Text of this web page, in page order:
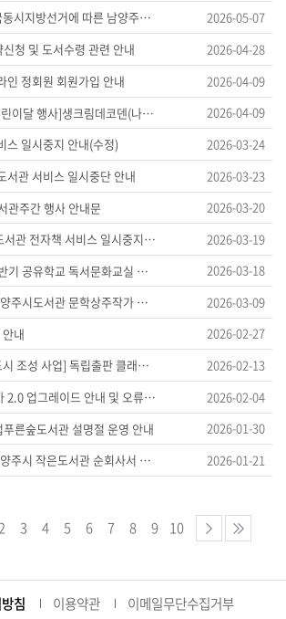
선거에 따른 남양주시 공공도서관 임시휴관 안내 2026-05-07
청 및 도서수령 관련 안내 2026-04-28
인 정회원 회원가입 안내
2026-04-09
[진접푸른숲도서관 어린이달 행사]생크림데코덴(나의비밀일기장)
2026-04-09
스 일시중지 안내(수정) 2026-03-24
서관 서비스 일시중단 안내
2026-03-23
관주간 행사 안내문
2026-03-20
관 전자책 서비스 일시중지 안내
2026-03-19
진접푸른숲도서관 상반기 공유학교 독서문화교실 안내문
2026-03-18
시도서관 문학상주작가 채용 공고
2026-03-09
내
2026-02-27
업] 독립출판 클래스 「마이 북 스토리」 수강생 모집 2026-02-13
업그레이드 안내 및 오류 안내
2026-02-04
른숲도서관 설명절 운영 안내
2026-01-30
서관 순회사서 채용 서류심사 합격자 및 면접시험 일정 공고 2026-01-21
3 4 5 6 7 8 9 10
침 이용약관 이메일무단수집거부